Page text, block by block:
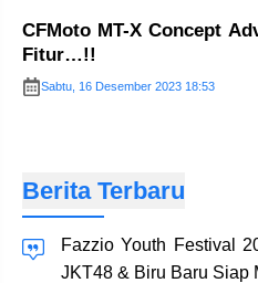
CFMoto MT-X Concept
Fitur…!!
Sabtu, 16 Desember 2023 18:53
Berita Terbaru
Fazzio Youth Festival
JKT48 & Biru Baru Siap